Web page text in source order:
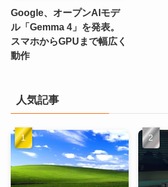
Google、オープンAIモデ
ル「Gemma 4」を発表。
スマホからGPUまで幅広く
動作
人気記事